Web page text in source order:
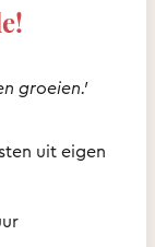
groeien.'
uit eigen